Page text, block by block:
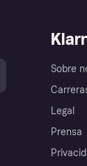
Sobre
Legal
Prensa